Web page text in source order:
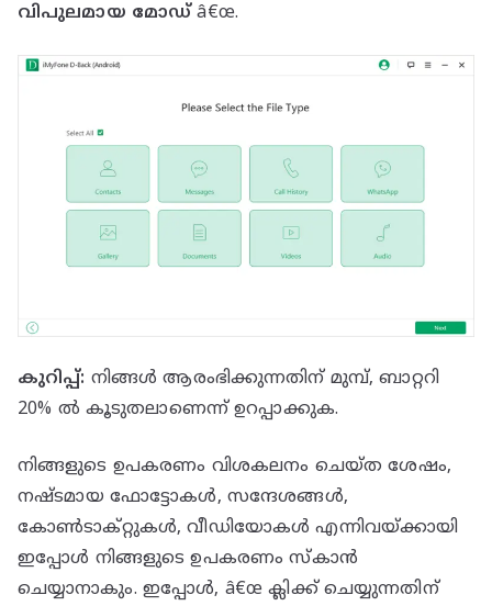
വിപുലമായ മോഡ്â€œ.
കുറിപ്പ്: നിങ്ങൾ ആരംഭിക്കുന്നതിന് മുമ്പ്, ബാറ്ററി
20% ൽ കൂടുതലാണെന്ന് ഉറപ്പാക്കുക.
നിങ്ങളുടെ ഉപകരണം വിശകലനം ചെയ്‌ത ശേഷം,
നഷ്‌ടമായ ഫോട്ടോകൾ, സന്ദേശങ്ങൾ,
കോൺടാക്‌റ്റുകൾ, വീഡിയോകൾ എന്നിവയ്‌ക്കായി
ഇപ്പോൾ നിങ്ങളുടെ ഉപകരണം സ്‌കാൻ
ചെയ്യാനാകും. ഇപ്പോൾ, â€œ ക്ലിക്ക് ചെയ്യുന്നതിന്